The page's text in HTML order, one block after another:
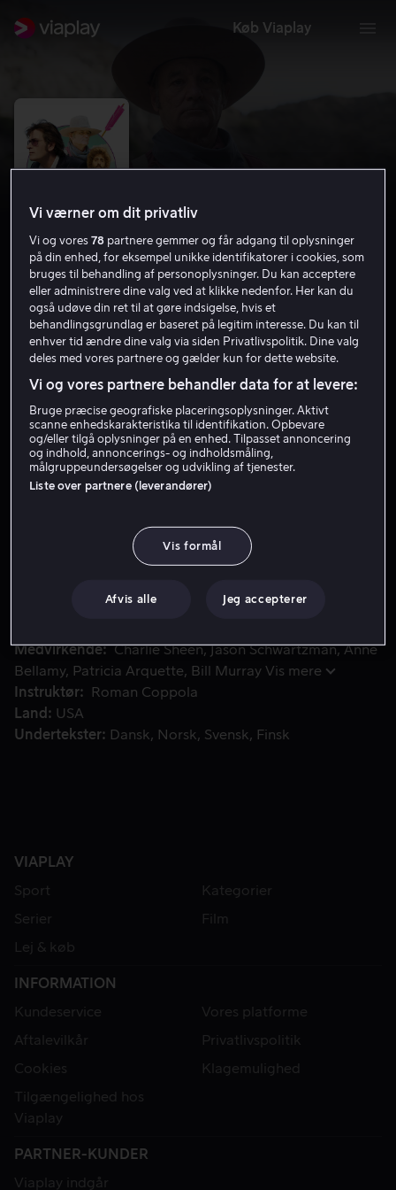
Køb Viaplay
A Glimpse Inside the Mind of Charles
Swan III
Lej 49 kr
Se trailer
Charles er en succesfuld grafisk designer, hvis
Charles er en succesfuld grafisk designer, hvis
tilsyneladende perfekt liv.
Medvirkende Charlie Sheen Jason Schwartzman Anne
Bellamy
Patricia Arquette Bill Murray Vis mere
Instruktør
Roman Coppola
Land
USA
Undertekster
Dansk Norsk Svensk Finsk
VIAPLAY
Sport
Kategorier
Serier
Film
Lej & køb
INFORMATION
Kundeservice
Vores platforme
Aftalevilkår
Privatlivspolitik
Cookies
Klagemulighed
Tilgængelighed hos
Viaplay
PARTNER-KUNDER
Viaplay indgår
Vi værner om dit privatliv
Vi og vores78 partnere gemmer og får adgang til oplysninger
på din enhed, for eksempel unikke identifikatorer i cookies, som
bruges til behandling af personoplysninger. Du kan acceptere
eller administrere dine valg ved at klikke nedenfor. Her kan du
også udøve din ret til at gøre indsigelse, hvis et
behandlingsgrundlag er baseret på legitim interesse. Du kan til
enhver tid ændre dine valg via siden Privatlivspolitik. Dine valg
deles med vores partnere og gælder kun for dette website.
Vi og vores partnere behandler data for at levere:
Bruge præcise geografiske placeringsoplysninger. Aktivt
scanne enhedskarakteristika til identifikation. Opbevare
og/eller tilgå oplysninger på en enhed. Tilpasset annoncering
og indhold, annoncerings- og indholdsmåling,
målgruppeundersøgelser og udvikling af tjenester.
Liste over partnere (leverandører)
Vis formål
Afvis alle Jeg accepterer